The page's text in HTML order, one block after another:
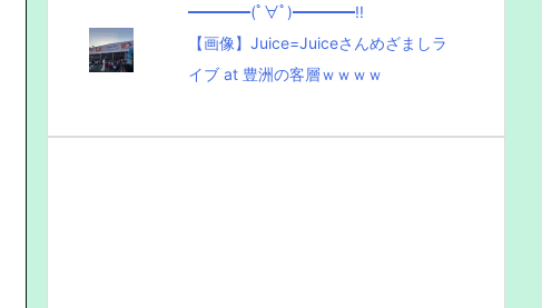
━━━━(ﾟ∀ﾟ)━━━━!!
【画像】Juice=Juiceさんめざましラ
イブ at 豊洲の客層ｗｗｗｗ